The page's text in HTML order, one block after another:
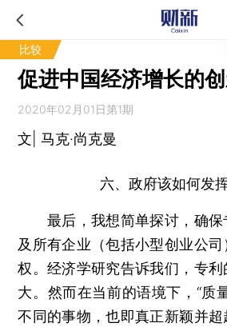
比较
促进中国经济增长的
2020年02月01日第1期
文| 马克·尚克曼
六、政府该如何发
最后，我想简单探讨，确保
及所有企业（包括小型创业公
权。经济学研究告诉我们，专
大。然而在当前的语境下，“质
不同的事物，也即真正新颖并